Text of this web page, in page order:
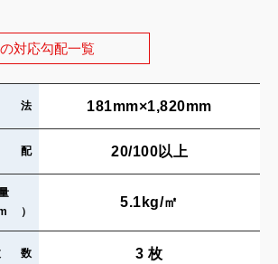
対応勾配一覧
181mm×1,820mm
20/100以上
）
5.1kg/㎡
数 3 枚